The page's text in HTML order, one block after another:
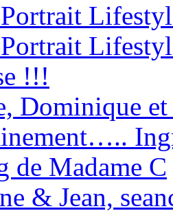
Portrait
!!!
Dominique
de Madame C
& Jean,